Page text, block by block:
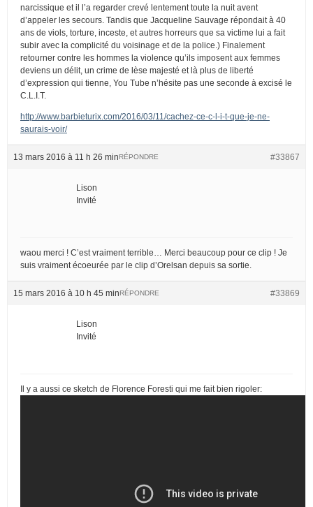
narcissique et il l’a regarder crevé lentement toute la nuit avent
d’appeler les secours. Tandis que Jacqueline Sauvage répondait à 40
ans de viols, torture, inceste, et autres horreurs que sa victime lui a fait
subir avec la complicité du voisinage et de la police.) Finalement
retourner contre les hommes la violence qu’ils imposent aux femmes
deviens un délit, un crime de lèse majesté et là plus de liberté
d’expression qui tienne, You Tube n’hésite pas une seconde à excisé le
C.L.I.T.
http://www.barbieturix.com/2016/03/11/cachez-ce-c-l-i-t-que-je-ne-
saurais-voir/
13 mars 2016 à 11 h 26 min #33867
RÉPONDRE
Lison
Invité
waou merci ! C’est vraiment terrible… Merci beaucoup pour ce clip ! Je
suis vraiment écoeurée par le clip d’Orelsan depuis sa sortie.
15 mars 2016 à 10 h 45 min #33869
RÉPONDRE
Lison
Invité
Il y a aussi ce sketch de Florence Foresti qui me fait bien rigoler: